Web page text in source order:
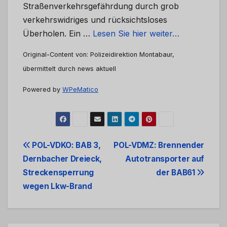
Straßenverkehrsgefährdung durch grob
verkehrswidriges und rücksichtsloses
Überholen. Ein … Lesen Sie hier weiter…
Original-Content von: Polizeidirektion Montabaur,
übermittelt durch news aktuell
Powered by WPeMatico
Beitrags-
Navigation
POL-VDMZ: Brennender
Autotransporter auf
der BAB61
POL-VDKO: BAB 3,
Dernbacher Dreieck,
Streckensperrung
wegen Lkw-Brand